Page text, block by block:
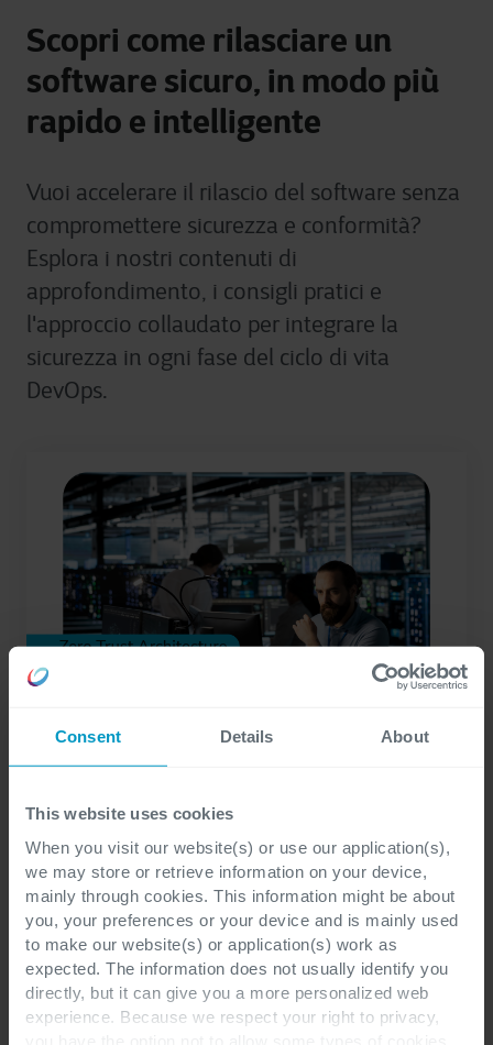
Consent Details About
This website uses cookies
When you visit our website(s) or use our application(s),
we may store or retrieve information on your device,
mainly through cookies. This information might be about
you, your preferences or your device and is mainly used
to make our website(s) or application(s) work as
expected. The information does not usually identify you
directly, but it can give you a more personalized web
experience. Because we respect your right to privacy,
Scopri come rilasciare un
software sicuro, in modo più
rapido e intelligente
Vuoi accelerare il rilascio del software senza
compromettere sicurezza e conformità?
Esplora i nostri contenuti di
approfondimento, i consigli pratici e
l'approccio collaudato per integrare la
sicurezza in ogni fase del ciclo di vita
DevOps.
Blog
Perché la sicurezza “shift-left”
accelera la delivery
Integrare la sicurezza fin dalle prime fasi
dello sviluppo aiuta a ridurre i rischi,
evitare i rifacimenti e velocizzare il time-
to-market.